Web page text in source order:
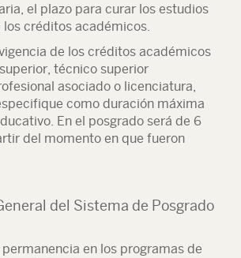
el plazo para curar los estudios
los créditos académicos.
de los créditos académicos
técnico superior
asociado o licenciatura,
como duración máxima
En el posgrado será de 6
del momento en que fueron
del Sistema de Posgrado
permanencia en los programas de